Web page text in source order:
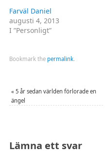
Farväl Daniel
augusti 4, 2013
I ”Personligt”
Bookmark the permalink.
« 5 år sedan världen förlorade en
ängel
Lämna ett svar